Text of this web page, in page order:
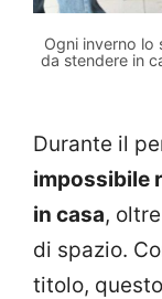
Ogni inverno
da stendere in
Durante il
impossibile
in casa,
di spazio.
titolo,